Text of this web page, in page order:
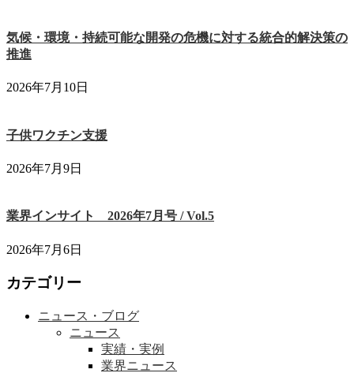
気候・環境・持続可能な開発の危機に対する統合的解決策の
推進
2026年7月10日
子供ワクチン支援
2026年7月9日
業界インサイト 2026年7月号 / Vol.5
2026年7月6日
カテゴリー
ニュース・ブログ
ニュース
実績・実例
業界ニュース